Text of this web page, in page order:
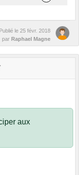
Publié le 25 févr. 2018
par Raphael Magne
aux